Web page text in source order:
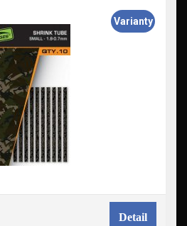
Varianty
Detail